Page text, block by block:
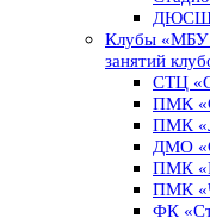
Клубы «МБУ
занятий
СТЦ
ПМК
ПМК
ДМО
ПМК
ПМК
ФК